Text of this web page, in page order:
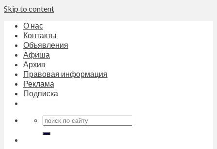
Skip to content
О нас
Контакты
Объявления
Афиша
Архив
Правовая информация
Реклама
Подписка